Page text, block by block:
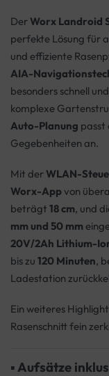
Der Worx Landroid
perfekte Lösung für
und effiziente
AIA-
besonders schnell
komplexe
Auto-Planung passt
Gegebenheiten an.
Mit der WLAN-
Worx-Appvon
beträgt 18 cm, und
mm und 50 mm
20V/2Ah Lithium-
bis zu 120 Minuten,
Ladestation
Ein weiteres
Rasenschnitt fein
▪ Aufsätze